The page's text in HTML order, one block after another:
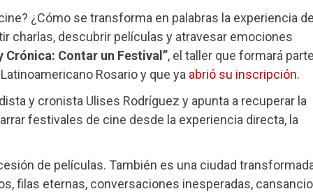
¿Cómo se transforma en palabras la experiencia
charlas, descubrir películas y atravesar emociones
Crónica: Contar un Festival”, el taller que formará
Rosario y que ya abrió su inscripción.
y cronista Ulises Rodríguez y apunta a recuperar la
festivales de cine desde la experiencia directa, la
de películas. También es una ciudad
filas eternas, conversaciones inesperadas,